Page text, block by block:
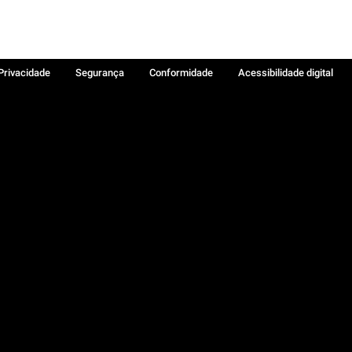
Segurança Conformidade
Acessibilidade digital